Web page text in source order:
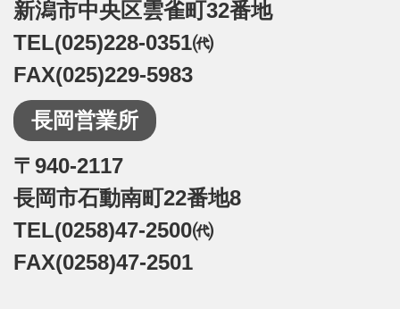
新潟市中央区雲雀町32番地
TEL(025)228-0351㈹
FAX(025)229-5983
長岡営業所
〒940-2117
長岡市石動南町22番地8
TEL(0258)47-2500㈹
FAX(0258)47-2501